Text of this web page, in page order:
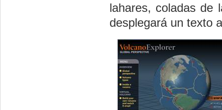
lahares, coladas de
desplegará un texto